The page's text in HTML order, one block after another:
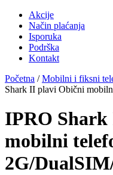
Akcije
Način plaćanja
Isporuka
Podrška
Kontakt
Početna /Mobilni i fiksni
Shark II plavi Obični
IPRO
mobilni
2G/